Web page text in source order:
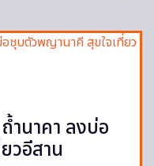
ำนาคา ลงบ่อ
วอีสาน